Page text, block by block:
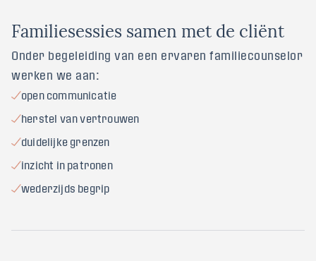
Familiesessies samen met de cliënt
Onder begeleiding van een ervaren familiecounselor
werken we aan:
open communicatie
herstel van vertrouwen
duidelijke grenzen
inzicht in patronen
wederzijds begrip